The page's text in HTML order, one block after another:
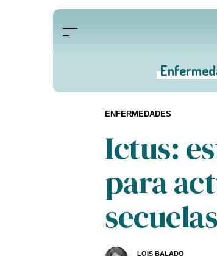
Ictus:
para
secuelas
LOIS BALADO
ENFERMEDADES